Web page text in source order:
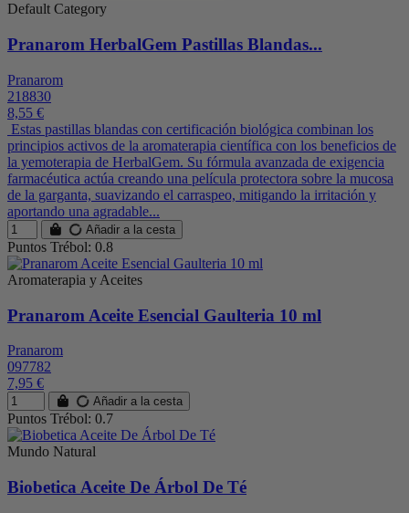
Default Category
Pranarom HerbalGem Pastillas Blandas...
Pranarom
218830
8,55 €
Estas pastillas blandas con certificación biológica combinan los
principios activos de la aromaterapia científica con los beneficios de
la yemoterapia de HerbalGem. Su fórmula avanzada de exigencia
farmacéutica actúa creando una película protectora sobre la mucosa
de la garganta, suavizando el carraspeo, mitigando la irritación y
aportando una agradable...
Añadir a la cesta
Puntos Trébol: 0.8
Aromaterapia y Aceites
Pranarom Aceite Esencial Gaulteria 10 ml
Pranarom
097782
7,95 €
Añadir a la cesta
Puntos Trébol: 0.7
Mundo Natural
Biobetica Aceite De Árbol De Té